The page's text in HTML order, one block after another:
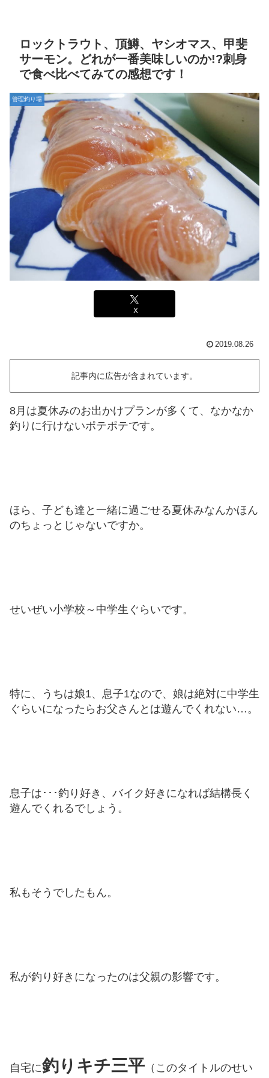
ロックトラウト、頂鱒、ヤシオマス、甲斐
サーモン。どれが一番美味しいのか!?刺身
で食べ比べてみての感想です！
管理釣り場
X
2019.08.26
記事内に広告が含まれています。
8月は夏休みのお出かけプランが多くて、なかなか
釣りに行けないポテポテです。
ほら、子ども達と一緒に過ごせる夏休みなんかほん
のちょっとじゃないですか。
せいぜい小学校～中学生ぐらいです。
特に、うちは娘1、息子1なので、娘は絶対に中学生
ぐらいになったらお父さんとは遊んでくれない…。
息子は･･･釣り好き、バイク好きになれば結構長く
遊んでくれるでしょう。
私もそうでしたもん。
私が釣り好きになったのは父親の影響です。
自宅に釣りキチ三平 （このタイトルのせい